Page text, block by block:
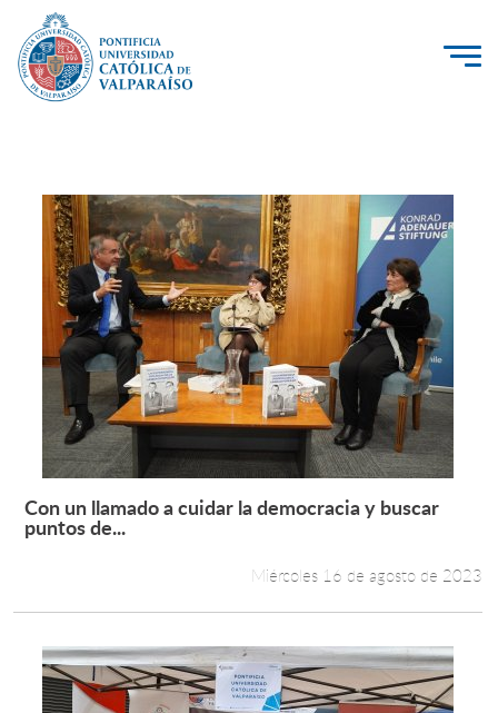
PUCV Internacional
Vinculación con el Medio
Admisión
Pregrado
Postgrado
Formación Continua
Funcionarios
Alumni
Leer más +
Con un llamado a cuidar la democracia y buscar
puntos de...
Miércoles 16 de agosto de 2023